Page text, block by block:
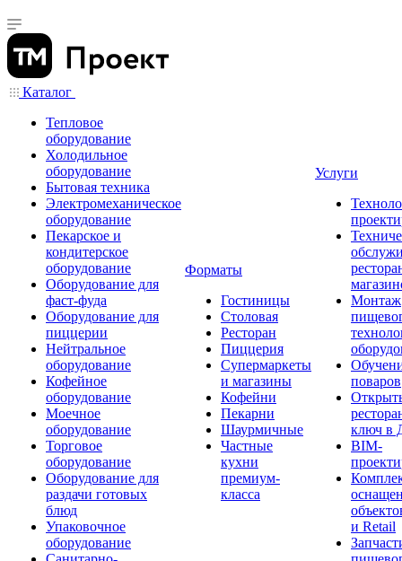
Каталог
Тепловое
оборудование
Холодильное
оборудование
Бытовая техника
Электромеханическое
оборудование
Пекарское и
кондитерское
оборудование
Оборудование для
фаст-фуда
Оборудование для
пиццерии
Нейтральное
оборудование
Кофейное
оборудование
Моечное
оборудование
Торговое
оборудование
Оборудование для
раздачи готовых
блюд
Упаковочное
оборудование
Форматы
Гостиницы
Столовая
Ресторан
Пиццерия
Супермаркеты
и магазины
Кофейни
Пекарни
Шаурмичные
Частные
кухни
премиум-
класса
Услуги
Монтаж
поваров
ключ в
BIM-
и Retail